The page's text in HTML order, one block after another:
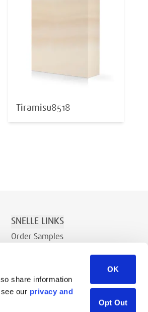
share information
our privacy and
OK
Opt Out
Tiramisu8518
SNELLE LINKS
Order Samples